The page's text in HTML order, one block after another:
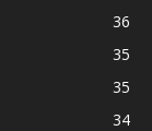
36
35
35
34